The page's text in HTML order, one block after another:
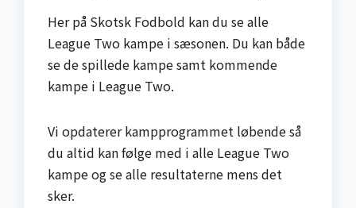
Her på Skotsk Fodbold kan du se alle
League Two kampe i sæsonen. Du kan både
se de spillede kampe samt kommende
kampe i League Two.
Vi opdaterer kampprogrammet løbende så
du altid kan følge med i alle League Two
kampe og se alle resultaterne mens det
sker.